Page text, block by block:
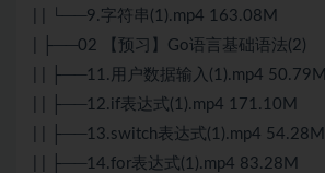
| | └──9.字符串(1).mp4 163.08M
| ├──02 【预习】Go语言基础语法(2)
| | ├──11.用户数据输入(1).mp4 50.79M
| | ├──12.if表达式(1).mp4 171.10M
| | ├──13.switch表达式(1).mp4 54.28M
| | ├──14.for表达式(1).mp4 83.28M